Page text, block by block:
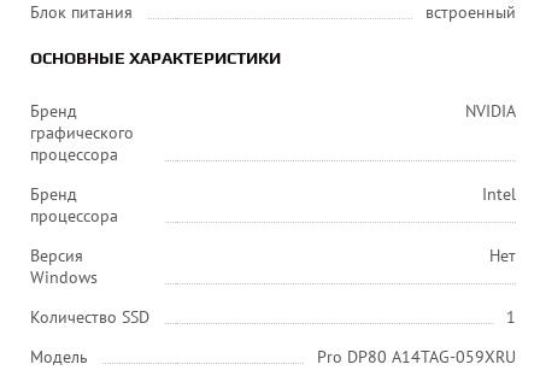
Блок питания встроенный
ОСНОВНЫЕ ХАРАКТЕРИСТИКИ
Бренд
графического
процессора
NVIDIA
Бренд
процессора
Intel
Версия
Windows
Нет
Количество SSD
1
Модель
Pro DP80 A14TAG-059XRU